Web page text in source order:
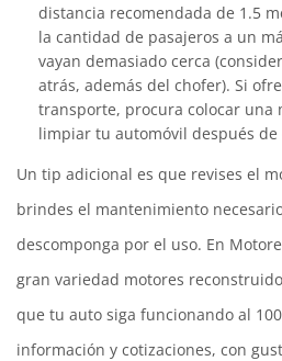
distancia recomendada de 1.5
la cantidad de pasajeros a un
vayan demasiado cerca
atrás, además del chofer). Si
transporte, procura colocar una
limpiar tu automóvil después de
Un tip adicional es que revises el
brindes el mantenimiento
descomponga por el uso. En
gran variedad motores
que tu auto siga funcionando al
información y cotizaciones, con